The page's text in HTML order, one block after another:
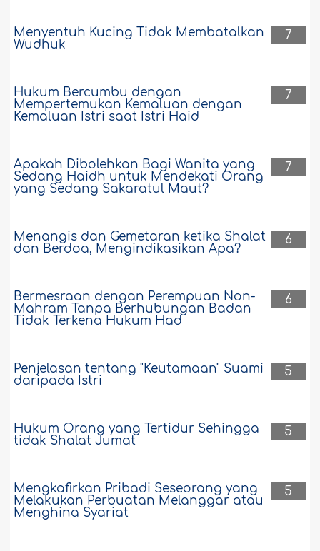
7
Menyentuh Kucing Tidak Membatalkan
Wudhuk
7
Hukum Bercumbu dengan
Mempertemukan Kemaluan dengan
Kemaluan Istri saat Istri Haid
7
Apakah Dibolehkan Bagi Wanita yang
Sedang Haidh untuk Mendekati Orang
yang Sedang Sakaratul Maut?
6
Menangis dan Gemetaran ketika Shalat
dan Berdoa, Mengindikasikan Apa?
6
Bermesraan dengan Perempuan Non-
Mahram Tanpa Berhubungan Badan
Tidak Terkena Hukum Had
5
Penjelasan tentang "Keutamaan" Suami
daripada Istri
5
Hukum Orang yang Tertidur Sehingga
tidak Shalat Jumat
5
Mengkafirkan Pribadi Seseorang yang
Melakukan Perbuatan Melanggar atau
Menghina Syariat